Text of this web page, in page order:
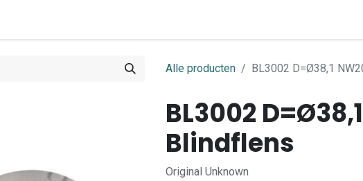
Alle producten BL3002 D=Ø38,1
BL3002
Blindflens
Original Unknown